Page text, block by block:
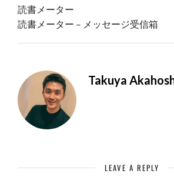
読書メーター
読書メーター – メッセージ受信箱
Takuya
LEAVE A REPLY